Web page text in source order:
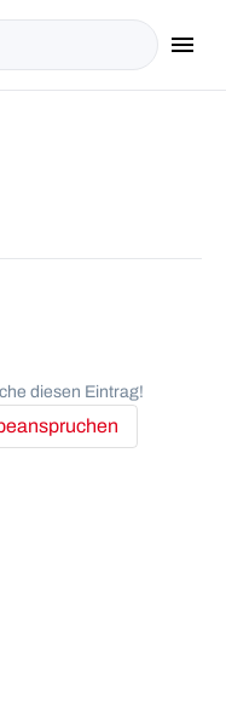
menu
diesen Eintrag!